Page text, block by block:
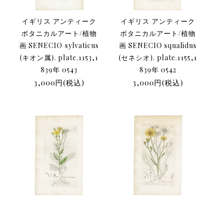
イギリス アンティーク
ボタニカルアート/植物
画 SENECIO sylvaticus
(キオン属). plate.1153,1
839年 0543
3,000円(税込)
イギリス アンティーク
ボタニカルアート/植物
画 SENECIO squalidus
(セネシオ). plate.1155,1
839年 0542
3,000円(税込)